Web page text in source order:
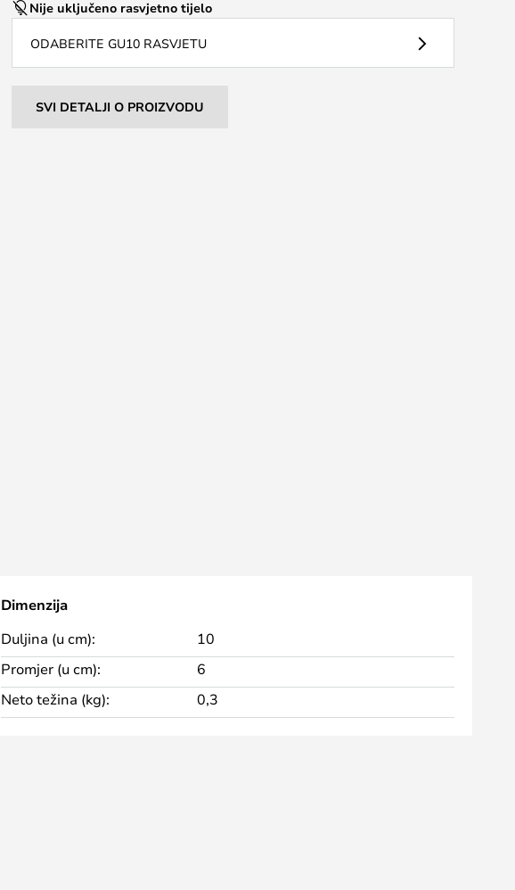
Nije uključeno rasvjetno tijelo
ODABERITE GU10 RASVJETU
SVI DETALJI O PROIZVODU
Dimenzija
Duljina (u cm):
10
Promjer (u cm):
6
Neto težina (kg):
0,3